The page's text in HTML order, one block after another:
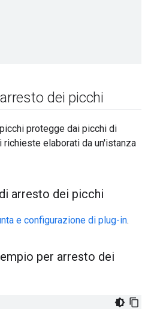
dei picchi
protegge dai picchi di
richieste elaborati da un'istanza
arresto dei picchi
e configurazione di plug-in.
per arresto dei